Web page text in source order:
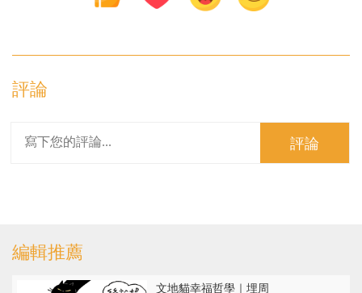
評論
評論
編輯推薦
文地貓幸福哲學｜埋周